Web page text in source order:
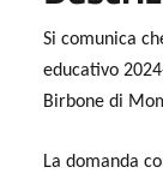
Si comunica
educativo
Birbone di
La domanda